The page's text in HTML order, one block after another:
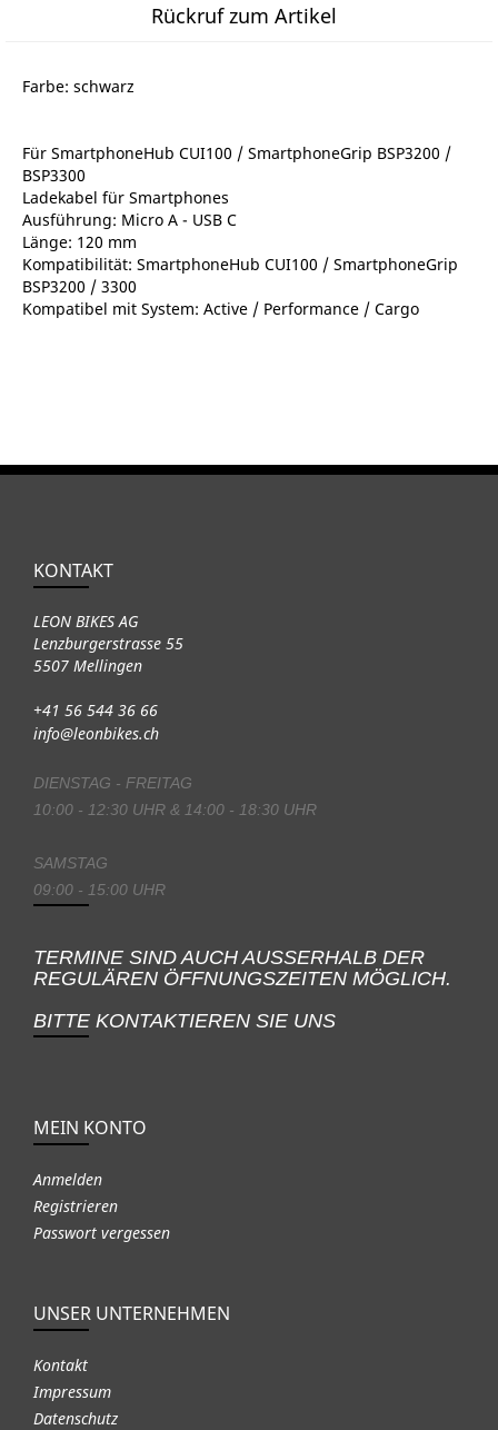
Rückruf zum Artikel
Farbe: schwarz
Für SmartphoneHub CUI100 / SmartphoneGrip BSP3200 /
BSP3300
Ladekabel für Smartphones
Ausführung: Micro A - USB C
Länge: 120 mm
Kompatibilität: SmartphoneHub CUI100 / SmartphoneGrip
BSP3200 / 3300
Kompatibel mit System: Active / Performance / Cargo
KONTAKT
LEON BIKES AG
Lenzburgerstrasse 55
5507 Mellingen
+41 56 544 36 66
info@leonbikes.ch
DIENSTAG - FREITAG
10:00 - 12:30 UHR & 14:00 - 18:30 UHR
SAMSTAG
09:00 - 15:00 UHR
TERMINE SIND AUCH AUSSERHALB DER
REGULÄREN ÖFFNUNGSZEITEN MÖGLICH.
BITTE KONTAKTIEREN SIE UNS
MEIN KONTO
Anmelden
Registrieren
Passwort vergessen
UNSER UNTERNEHMEN
Kontakt
Impressum
Datenschutz